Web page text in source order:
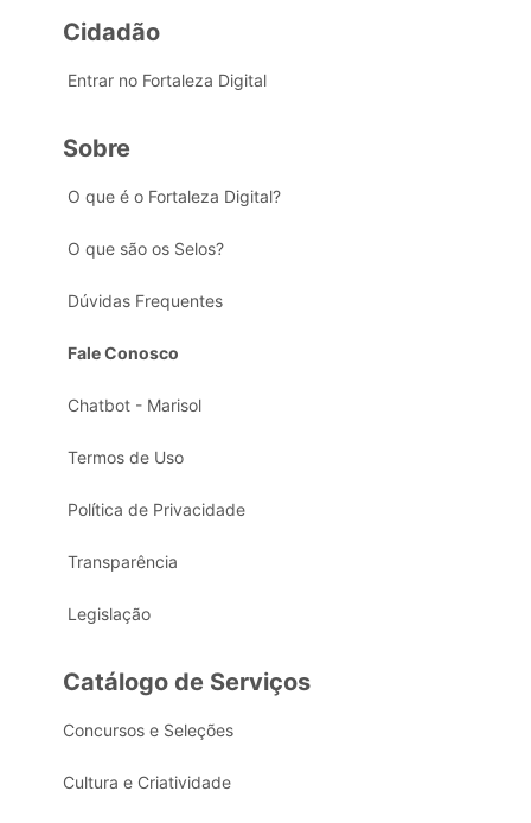
Cidadão
Entrar no Fortaleza Digital
Sobre
O que é o Fortaleza Digital?
O que são os Selos?
Dúvidas Frequentes
Fale Conosco
Chatbot - Marisol
Termos de Uso
Política de Privacidade
Transparência
Legislação
Catálogo de Serviços
Concursos e Seleções
Cultura e Criatividade